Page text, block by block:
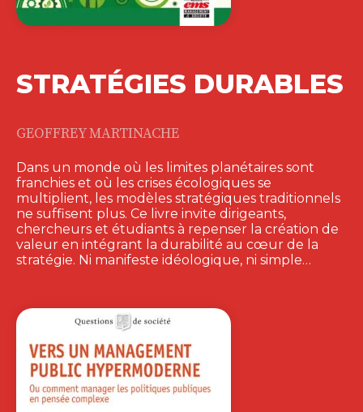
STRATÉGIES DURABLES
GEOFFREY MARTINACHE
Dans un monde où les limites planétaires sont
franchies et où les crises écologiques se
multiplient, les modèles stratégiques traditionnels
ne suffisent plus. Ce livre invite dirigeants,
chercheurs et étudiants à repenser la création de
valeur en intégrant la durabilité au cœur de la
stratégie. Ni manifeste idéologique, ni simple…